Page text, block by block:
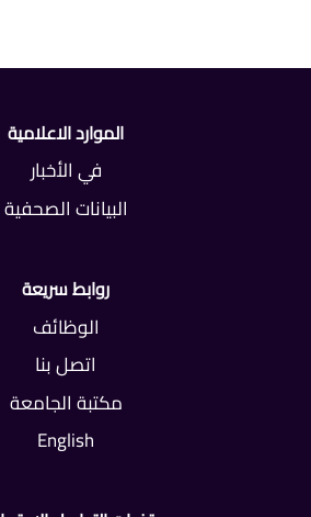
الموارد الاعلامية
في الأخبار
البيانات الصحفية
روابط سريعة
الوظائف
اتصل بنا
مكتبة الجامعة
English